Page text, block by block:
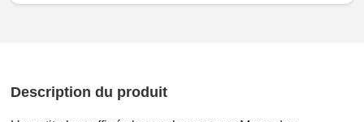
Description du produit